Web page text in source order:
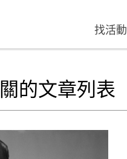
找活動
的文章列表